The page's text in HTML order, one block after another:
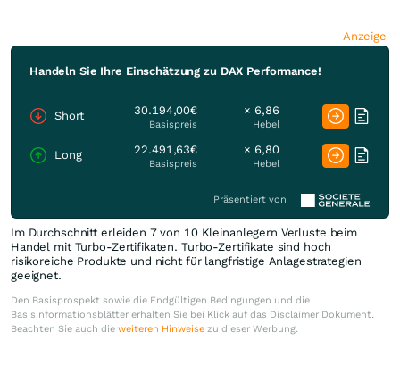
Anzeige
Handeln Sie Ihre Einschätzung zu DAX Performance!
Short 30.194,00€
Basispreis
× 6,86
Hebel
Long 22.491,63€
Basispreis
× 6,80
Hebel
Präsentiert von
Im Durchschnitt erleiden 7 von 10 Kleinanlegern Verluste beim
Handel mit Turbo-Zertifikaten. Turbo-Zertifikate sind hoch
risikoreiche Produkte und nicht für langfristige Anlagestrategien
geeignet.
Den Basisprospekt sowie die Endgültigen Bedingungen und die
Basisinformationsblätter erhalten Sie bei Klick auf das Disclaimer Dokument.
Beachten Sie auch die weiteren Hinweise zu dieser Werbung.